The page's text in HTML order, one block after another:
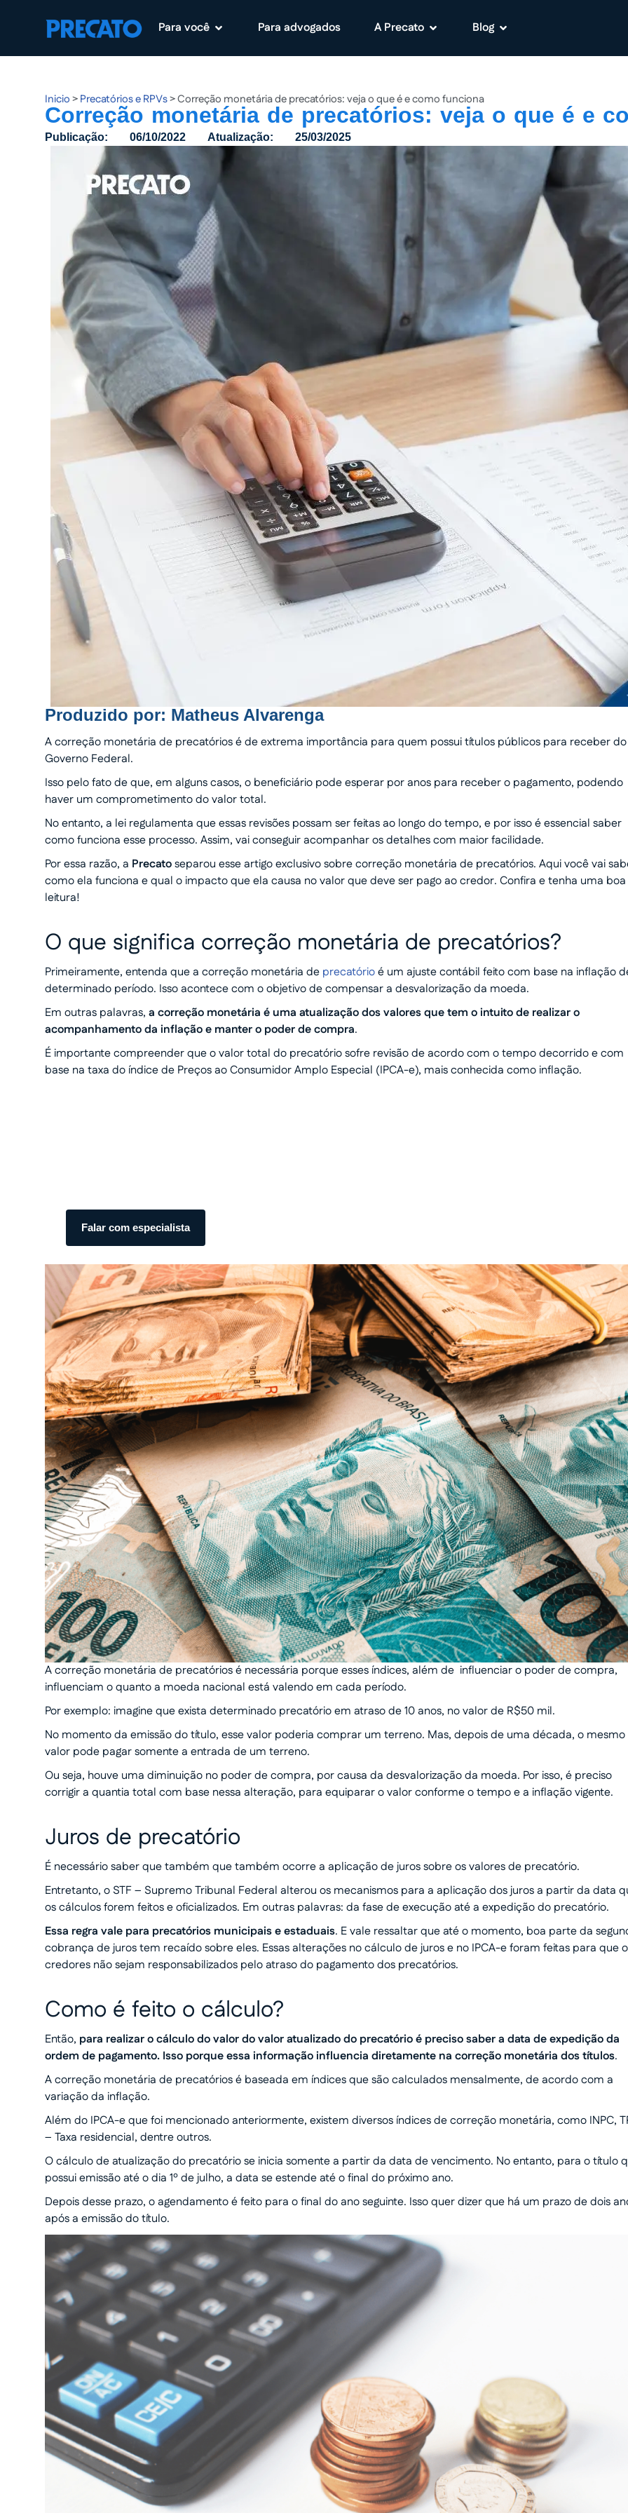
para
Para você Para advogados A Precato Blog
Inicio>Precatórios e RPVs>Correção monetária de precatórios: veja o que é e como funciona
Correção monetária de precatórios: veja o que é e
Publicação: 06/10/2022 Atualização: 25/03/2025
Produzido por: Matheus Alvarenga
A correção monetária de precatórios é de extrema importância para quem possui títulos públicos para receber do
Governo Federal.
Isso pelo fato de que, em alguns casos, o beneficiário pode esperar por anos para receber o pagamento, podendo
haver um comprometimento do valor total.
No entanto, a lei regulamenta que essas revisões possam ser feitas ao longo do tempo, e por isso é essencial saber
como funciona esse processo. Assim, vai conseguir acompanhar os detalhes com maior facilidade.
Por essa razão, a Precatoseparou esse artigo exclusivo sobre correção monetária de precatórios. Aqui você vai
como ela funciona e qual o impacto que ela causa no valor que deve ser pago ao credor. Confira e tenha uma boa
leitura!
O que significa correção monetária de precatórios?
Primeiramente, entenda que a correção monetária de precatórioé um ajuste contábil feito com base na inflação
determinado período. Isso acontece com o objetivo de compensar a desvalorização da moeda.
Em outras palavras, a correção monetária é uma atualização dos valores que tem o intuito de realizar o
acompanhamento da inflação e manter o poder de compra.
É importante compreender que o valor total do precatório sofre revisão de acordo com o tempo decorrido e com
base na taxa do índice de Preços ao Consumidor Amplo Especial (IPCA-e), mais conhecida como inflação.
Falar com especialista
A correção monetária de precatórios é necessária porque esses índices, além de influenciar o poder de compra,
influenciam o quanto a moeda nacional está valendo em cada período.
Por exemplo: imagine que exista determinado precatório em atraso de 10 anos, no valor de R$50 mil.
No momento da emissão do título, esse valor poderia comprar um terreno. Mas, depois de uma década, o mesmo
valor pode pagar somente a entrada de um terreno.
Ou seja, houve uma diminuição no poder de compra, por causa da desvalorização da moeda. Por isso, é preciso
corrigir a quantia total com base nessa alteração, para equiparar o valor conforme o tempo e a inflação vigente.
Juros de precatório
É necessário saber que também que também ocorre a aplicação de juros sobre os valores de precatório.
Entretanto, o STF – Supremo Tribunal Federal alterou os mecanismos para a aplicação dos juros a partir da data
os cálculos forem feitos e oficializados. Em outras palavras: da fase de execução até a expedição do precatório.
Essa regra vale para precatórios municipais e estaduais. E vale ressaltar que até o momento, boa parte da
cobrança de juros tem recaído sobre eles. Essas alterações no cálculo de juros e no IPCA-e foram feitas para que
credores não sejam responsabilizados pelo atraso do pagamento dos precatórios.
Como é feito o cálculo?
Então, para realizar o cálculo do valor do valor atualizado do precatório é preciso saber a data de expedição da
ordem de pagamento. Isso porque essa informação influencia diretamente na correção monetária dos títulos.
A correção monetária de precatórios é baseada em índices que são calculados mensalmente, de acordo com a
variação da inflação.
Além do IPCA-e que foi mencionado anteriormente, existem diversos índices de correção monetária, como INPC,
– Taxa residencial, dentre outros.
O cálculo de atualização do precatório se inicia somente a partir da data de vencimento. No entanto, para o título
possui emissão até o dia 1º de julho, a data se estende até o final do próximo ano.
Depois desse prazo, o agendamento é feito para o final do ano seguinte. Isso quer dizer que há um prazo de dois
após a emissão do título.